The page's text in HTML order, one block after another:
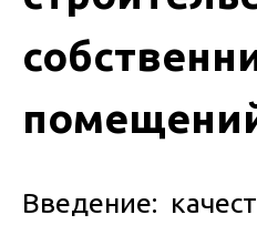
Введение: